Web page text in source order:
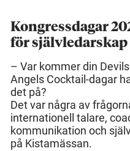
Kongressdagar
för självledarskap
– Var kommer din
Angels Cocktail-dagar
det på?
Det var några av
internationell talare,
kommunikation och
på Kistamässan.